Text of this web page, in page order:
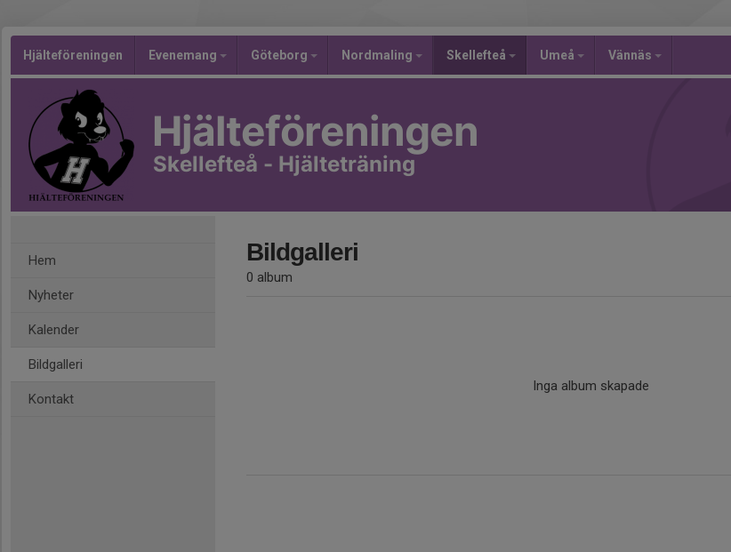
Hjälteföreningen Evenemang Göteborg Nordmaling Skellefteå Umeå Vännäs
Hjälteföreningen
Skellefteå - Hjälteträning
Hem
Nyheter
Kalender
Bildgalleri
Kontakt
Bildgalleri
0 album
Inga album skapade